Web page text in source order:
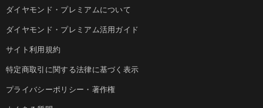
ダイヤモンド・プレミアムについて
ダイヤモンド・プレミアム活用ガイド
サイト利用規約
特定商取引に関する法律に基づく表示
プライバシーポリシー・著作権